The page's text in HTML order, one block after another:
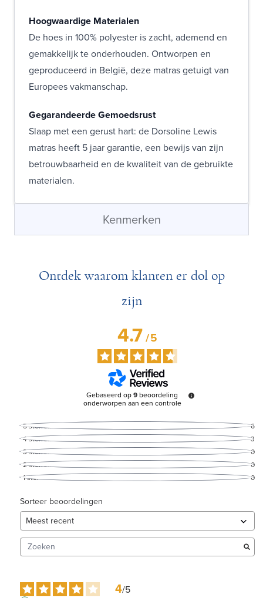
Hoogwaardige Materialen
De hoes in 100% polyester is zacht, ademend en
gemakkelijk te onderhouden. Ontworpen en
geproduceerd in België, deze matras getuigt van
Europees vakmanschap.
Gegarandeerde Gemoedsrust
Slaap met een gerust hart: de Dorsoline Lewis
matras heeft 5 jaar garantie, een bewijs van zijn
betrouwbaarheid en de kwaliteit van de gebruikte
materialen.
Kenmerken
Ontdek waarom klanten er dol op
zijn
4.7/5
Gebaseerd op9beoordeling
onderworpen aan een controle
5sterren
6
4sterren
3
3sterren
0
2sterren
0
1ster 0
Sorteer beoordelingen
4/5